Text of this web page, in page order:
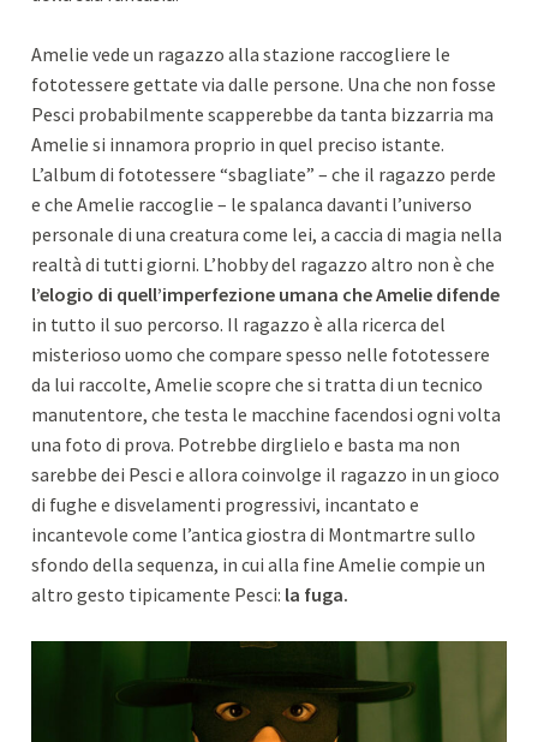
Amelie vede un ragazzo alla stazione raccogliere le
fototessere gettate via dalle persone. Una che non fosse
Pesci probabilmente scapperebbe da tanta bizzarria ma
Amelie si innamora proprio in quel preciso istante.
L’album di fototessere “sbagliate” – che il ragazzo perde
e che Amelie raccoglie – le spalanca davanti l’universo
personale di una creatura come lei, a caccia di magia nella
realtà di tutti giorni. L’hobby del ragazzo altro non è che
l’elogio di quell’imperfezione umana che Amelie difende
in tutto il suo percorso. Il ragazzo è alla ricerca del
misterioso uomo che compare spesso nelle fototessere
da lui raccolte, Amelie scopre che si tratta di un tecnico
manutentore, che testa le macchine facendosi ogni volta
una foto di prova. Potrebbe dirglielo e basta ma non
sarebbe dei Pesci e allora coinvolge il ragazzo in un gioco
di fughe e disvelamenti progressivi, incantato e
incantevole come l’antica giostra di Montmartre sullo
sfondo della sequenza, in cui alla fine Amelie compie un
altro gesto tipicamente Pesci: la fuga.